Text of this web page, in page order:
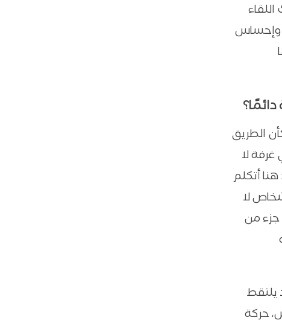
وإحساس
الطريق
غرفة لا
أتكلم
لا
جزء من
يلتقط
حركة